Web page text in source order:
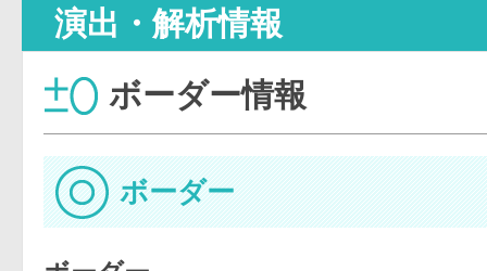
演出・解析情報
ボーダー情報
ボーダー